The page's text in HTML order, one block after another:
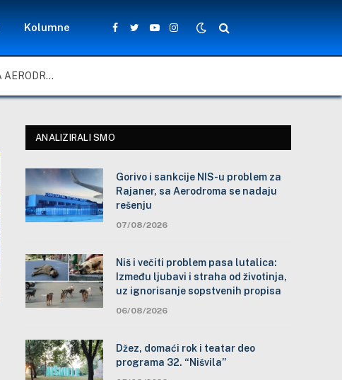
Kolumne
Facebook
TwitterYouTubeInstagram
GORIVO I SANKCIJE NIS-U PROBLEM ZA RAJANER, SA AERODROMA SE NADAJU REŠENJU
ANALIZIRALI SMO
Gorivo i sankcije NIS-u problem za
Rajaner, sa Aerodroma se nadaju
rešenju
07/08/2026
Niš i večiti problem pasa lutalica:
Između ljubavi i straha od životinja,
uz ignorisanje sopstvenih propisa
06/08/2026
Džez, domaći rok i teatar deo
programa 32. “Nišvila”